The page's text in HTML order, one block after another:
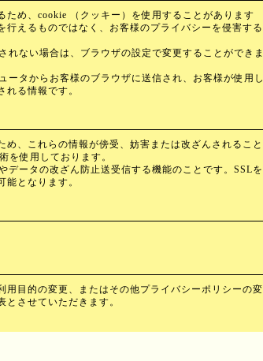
ため、cookie （クッキー）を使用することがあります
えるものではなく、お客様のプライバシーを侵害する
れない場合は、ブラウザの設定で変更することができま
タからお客様のブラウザに送信され、お客様が使用し
る情報です。
、これらの情報が傍受、妨害または改ざんされること
を使用しております。
ータの改ざん防止送受信する機能のことです。SSLを
となります。
用目的の変更、またはその他プライバシーポリシーの変
させていただきます。